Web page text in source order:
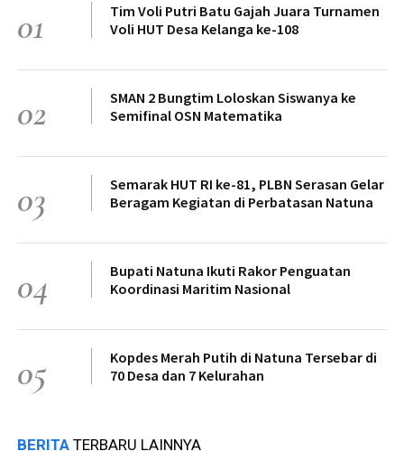
01
Tim Voli Putri Batu Gajah Juara Turnamen
Voli HUT Desa Kelanga ke-108
02
SMAN 2 Bungtim Loloskan Siswanya ke
Semifinal OSN Matematika
03
Semarak HUT RI ke-81, PLBN Serasan Gelar
Beragam Kegiatan di Perbatasan Natuna
04
Bupati Natuna Ikuti Rakor Penguatan
Koordinasi Maritim Nasional
05
Kopdes Merah Putih di Natuna Tersebar di
70 Desa dan 7 Kelurahan
BERITA TERBARU LAINNYA